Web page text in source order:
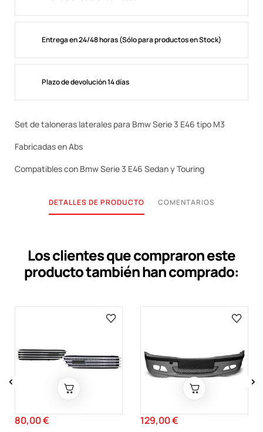
Entrega en 24/48 horas (Sólo para productos en Stock)
Plazo de devolución 14 días
Set de taloneras laterales para Bmw Serie 3 E46 tipo M3
Fabricadas en Abs
Compatibles con Bmw Serie 3 E46 Sedan y Touring
DETALLES DE PRODUCTO COMENTARIOS
Los clientes que compraron este
producto también han comprado:
Precio
80,00 € Precio
129,00 €